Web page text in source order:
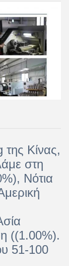
της Κίνας,
στη
Νότια
((1.00%).
51-100